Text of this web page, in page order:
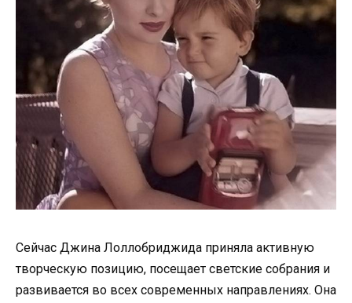
Сейчас Джина Лоллобриджида приняла активную
творческую позицию, посещает светские собрания и
развивается во всех современных направлениях. Она